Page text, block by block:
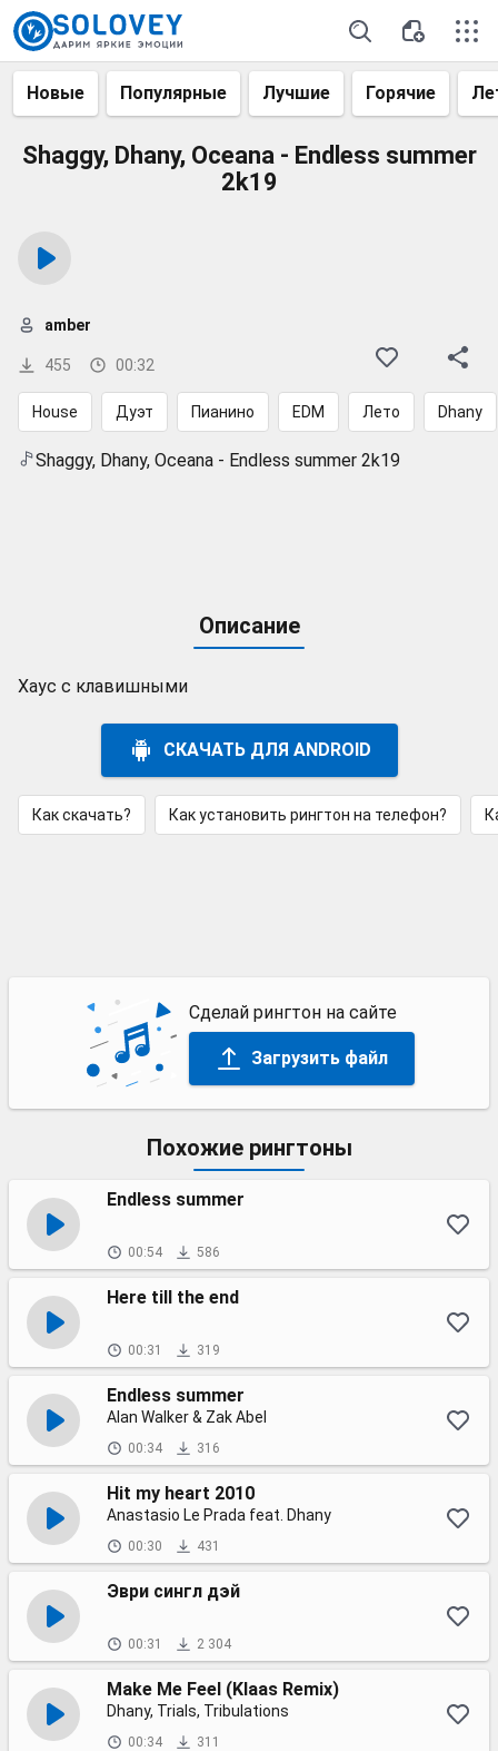
Новые Популярные Лучшие Горячие
Shaggy, Dhany, Oceana - Endless summer
2k19
455 00:32
amber
House Дуэт Пианино EDM Лето Dhany
Shaggy, Dhany, Oceana - Endless summer 2k19
Описание
Хаус с клавишными
СКАЧАТЬ ДЛЯ ANDROID
Как скачать? Как установить рингтон на телефон?
Сделай рингтон на сайте
Загрузить файл
Похожие рингтоны
Endless summer
00:54 586
Here till the end
00:31 319
Endless summer
Alan Walker & Zak Abel
00:34 316
Hit my heart 2010
Anastasio Le Prada feat. Dhany
00:30 431
Эври сингл дэй
00:31 2 304
Make Me Feel (Klaas Remix)
Dhany, Trials, Tribulations
00:34 311